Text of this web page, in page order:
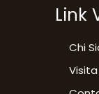
Link
Chi